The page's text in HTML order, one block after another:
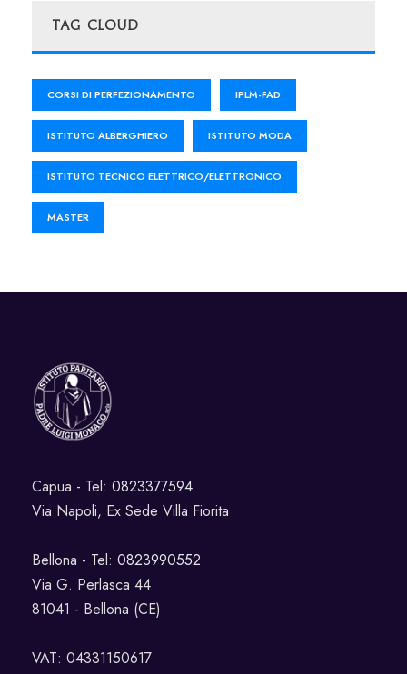
Tag Cloud
CORSI DI PERFEZIONAMENTO IPLM-FAD
ISTITUTO ALBERGHIERO ISTITUTO MODA
ISTITUTO TECNICO ELETTRICO/ELETTRONICO
MASTER
Capua - Tel: 0823377594
Via Napoli, Ex Sede Villa Fiorita
Bellona - Tel: 0823990552
Via G. Perlasca 44
81041 - Bellona (CE)
VAT: 04331150617